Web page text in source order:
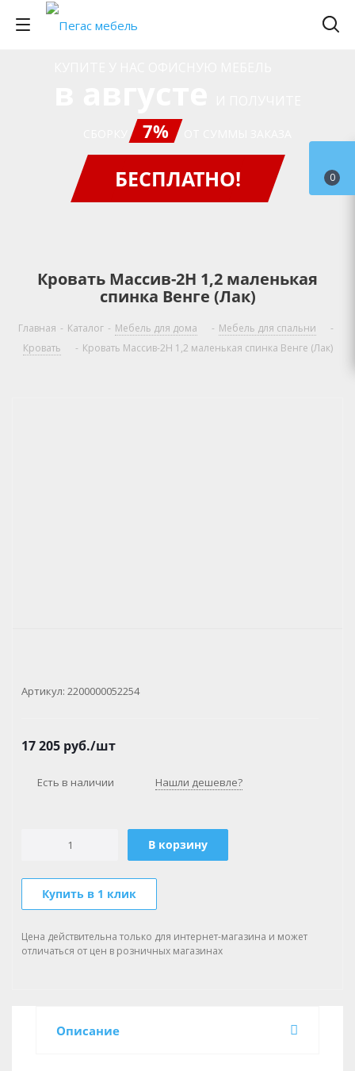
СБОРКУ 7%
БЕСПЛАТНО!
Кровать Массив-2Н 1,2 маленькая
спинка Венге (Лак)
Главная - Каталог - Мебель для дома - Мебель для спальни
-
Кровать
- Кровать Массив-2Н 1,2 маленькая спинка Венге (Лак)
Артикул: 2200000052254
17 205 руб./шт
Есть в наличии Нашли дешевле?
В корзину
Купить в 1 клик
Цена действительна только для интернет-магазина и может
отличаться от цен в розничных магазинах
Описание
0